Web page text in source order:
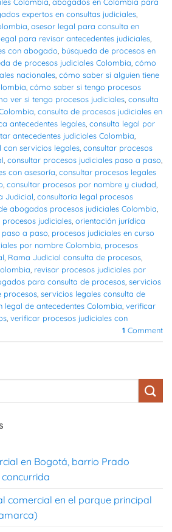
expertos en consultas judiciales
asesor legal para consulta en
para revisar antecedentes judiciales
con abogado búsqueda de procesos en
de procesos judiciales Colombia cómo
nacionales cómo saber si alguien tiene
cómo saber si tengo procesos
ver si tengo procesos judiciales consulta
consulta de procesos judiciales en
antecedentes legales consulta legal por
antecedentes judiciales Colombia
servicios legales consultar procesos
consultar procesos judiciales paso a paso
con asesoría consultar procesos legales
consultar procesos por nombre y ciudad
Judicial consultoría legal procesos
abogados procesos judiciales Colombia
judiciales orientación jurídica
paso a paso procesos judiciales en curso
por nombre Colombia procesos
Rama Judicial consulta de procesos
revisar procesos judiciales por
para consulta de procesos servicios
procesos servicios legales consulta de
legal de antecedentes Colombia verificar
verificar procesos judiciales con
1 Comment
en Bogotá, barrio Prado
comercial en el parque principal